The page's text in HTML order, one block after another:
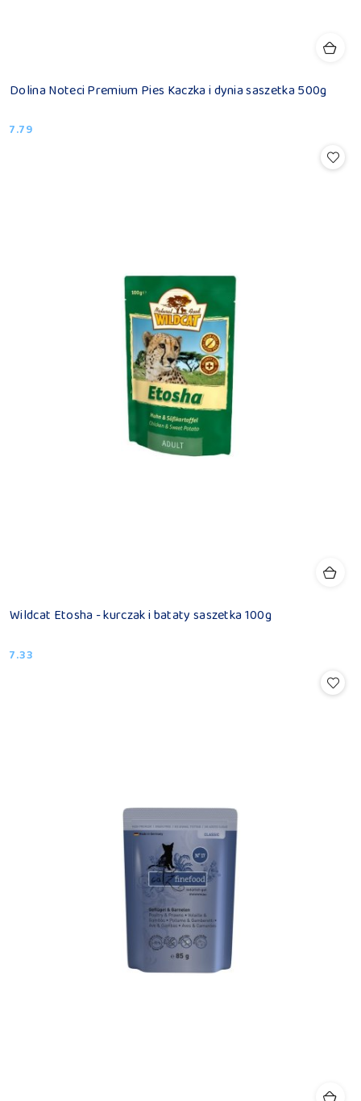
Dolina Noteci Premium Pies Kaczka i dynia saszetka 500g
Cena:
7.79
Wildcat Etosha - kurczak i bataty saszetka 100g
Cena:
7.33